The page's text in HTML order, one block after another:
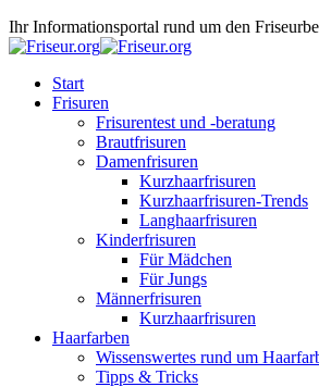
Ihr Informationsportal rund um den
Start
Frisuren
Frisurentest und -beratung
Brautfrisuren
Damenfrisuren
Kurzhaarfrisuren
Kurzhaarfrisuren-Trends
Langhaarfrisuren
Kinderfrisuren
Für Mädchen
Für Jungs
Männerfrisuren
Kurzhaarfrisuren
Haarfarben
Wissenswertes rund um
Tipps & Tricks